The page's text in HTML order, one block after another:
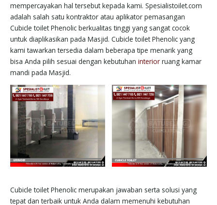
mempercayakan hal tersebut kepada kami. Spesialistoilet.com
adalah salah satu kontraktor atau aplikator pemasangan
Cubicle toilet Phenolic berkualitas tinggi yang sangat cocok
untuk diaplikasikan pada Masjid. Cubicle toilet Phenolic yang
kami tawarkan tersedia dalam beberapa tipe menarik yang
bisa Anda pilih sesuai dengan kebutuhaninterior ruang kamar
mandi pada Masjid.
Cubicle toilet Phenolic merupakan jawaban serta solusi yang
tepat dan terbaik untuk Anda dalam memenuhi kebutuhan